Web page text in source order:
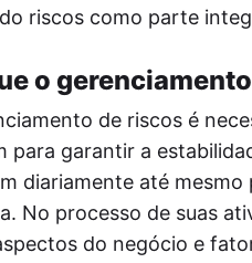
riscos como parte
o
de riscos é
para garantir a
diariamente até
No processo de suas
do negócio e